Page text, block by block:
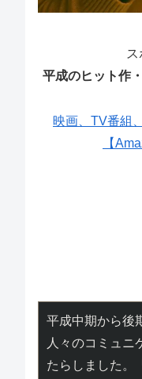
ス
平成のヒット作
映画、TV番組
【
平成中期から後
人々のコミュニ
たらしました。